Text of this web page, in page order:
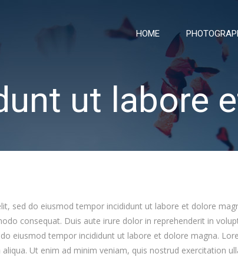
HOME
ut labore
sed do eiusmod tempor incididunt ut labore et dolore
consequat. Duis aute irure dolor in reprehenderit in
eiusmod tempor incididunt ut labore et dolore magna.
Ut enim ad minim veniam, quis nostrud exercitation